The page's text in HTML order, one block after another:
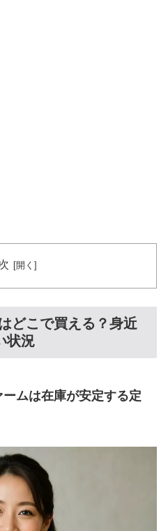
どこで買える？身近
状況
ムは在庫が安定する定